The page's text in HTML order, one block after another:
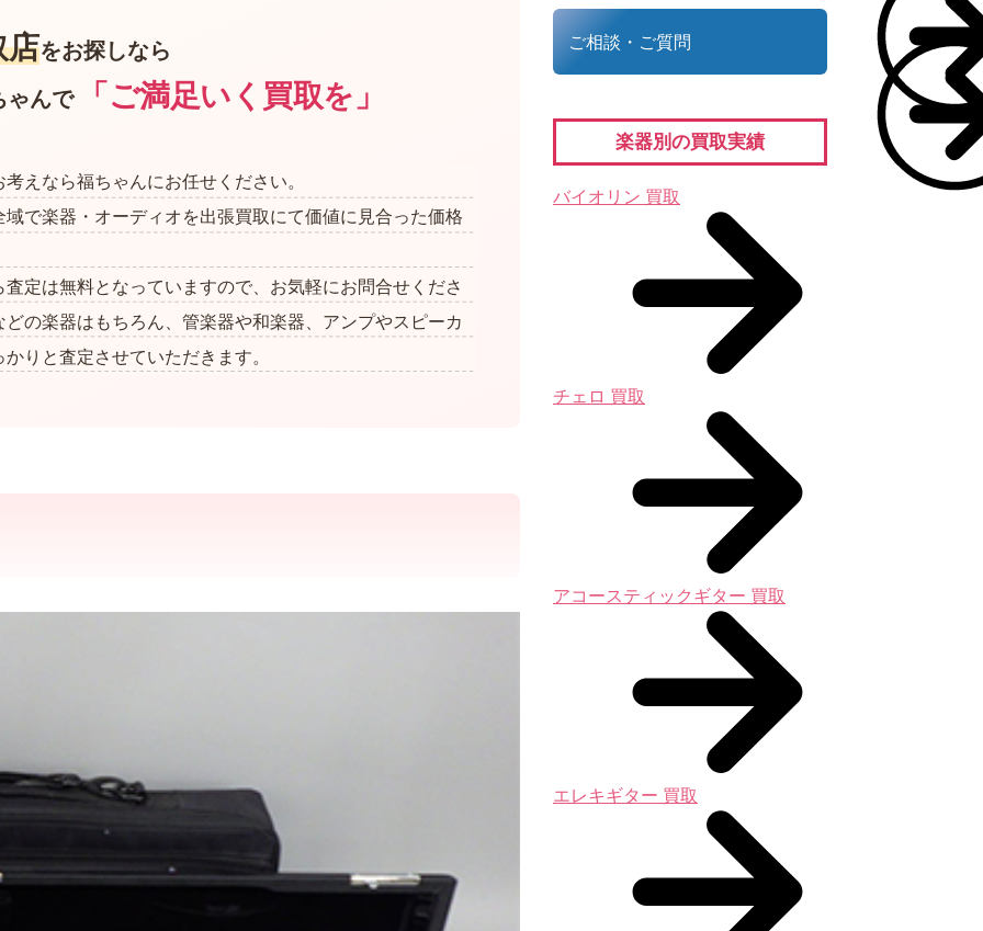
店をお探しなら
ゃんで
「ご満足いく買取を」
えなら福ちゃんにお任せください。
で楽器・オーディオを出張買取にて価値に見合った価格
定は無料となっていますので、お気軽にお問合せくださ
の楽器はもちろん、管楽器や和楽器、アンプやスピーカ
りと査定させていただきます。
ご相談・ご質問
楽器別の買取実績
バイオリン 買取
チェロ 買取
アコースティックギター 買取
エレキギター 買取